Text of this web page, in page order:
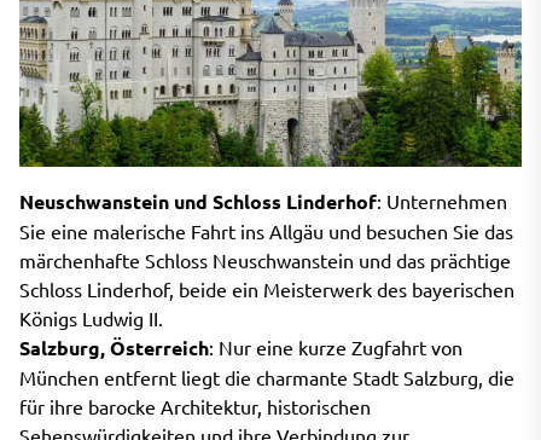
Neuschwanstein und Schloss Linderhof: Unternehmen
Sie eine malerische Fahrt ins Allgäu und besuchen Sie das
märchenhafte Schloss Neuschwanstein und das prächtige
Schloss Linderhof, beide ein Meisterwerk des bayerischen
Königs Ludwig II.
Salzburg, Österreich: Nur eine kurze Zugfahrt von
München entfernt liegt die charmante Stadt Salzburg, die
für ihre barocke Architektur, historischen